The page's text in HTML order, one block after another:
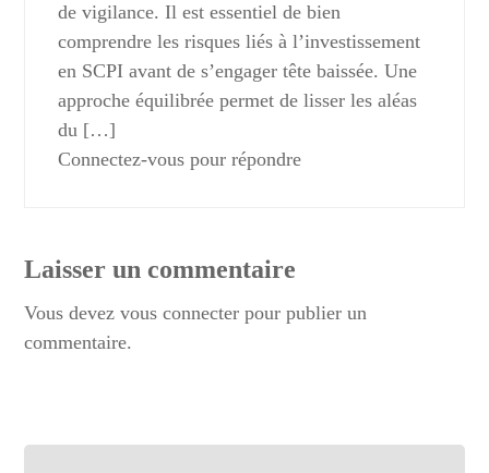
de vigilance. Il est essentiel de bien
comprendre les risques liés à l’investissement
en SCPI avant de s’engager tête baissée. Une
approche équilibrée permet de lisser les aléas
du […]
Connectez-vous pour répondre
Laisser un commentaire
Vous devezvous connecter pour publier un
commentaire.